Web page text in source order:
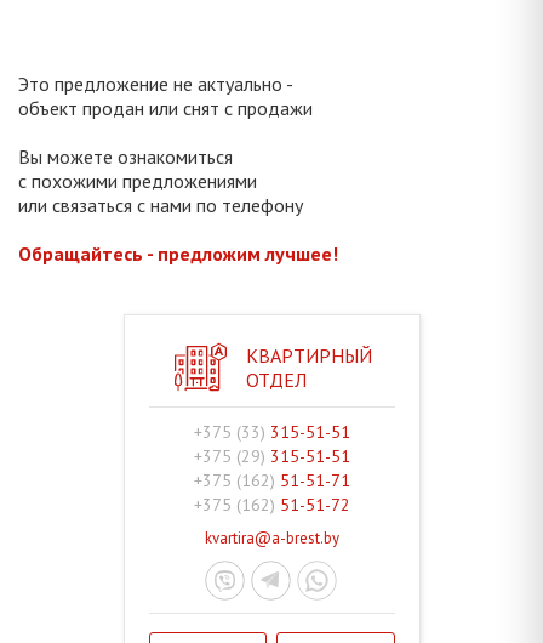
Это предложение не актуально -
объект продан или снят с продажи
Вы можете ознакомиться
с похожими предложениями
или связаться с нами по телефону
Обращайтесь - предложим лучшее!
КВАРТИРНЫЙ
ОТДЕЛ
+375 (33) 315-51-51
+375 (29) 315-51-51
+375 (162) 51-51-71
+375 (162) 51-51-72
kvartira@a-brest.by